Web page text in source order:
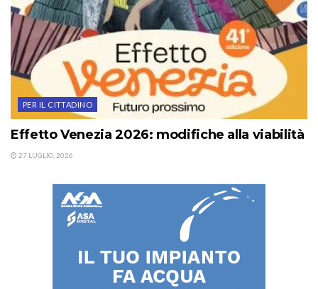
PER IL CITTADINO
Effetto Venezia 2026: modifiche alla viabilità
27 LUGLIO, 2026